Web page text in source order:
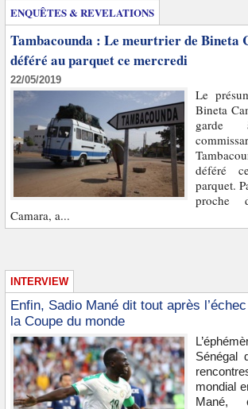
ENQUÊTES & REVELATIONS
Tambacounda : Le meurtrier de Bineta
déféré au parquet ce mercredi
22/05/2019
Le
Bineta
déféré
parquet.
proche
Camara, a...
INTERVIEW
Enfin, Sadio Mané dit tout après
la Coupe du monde
Sénégal
mondial